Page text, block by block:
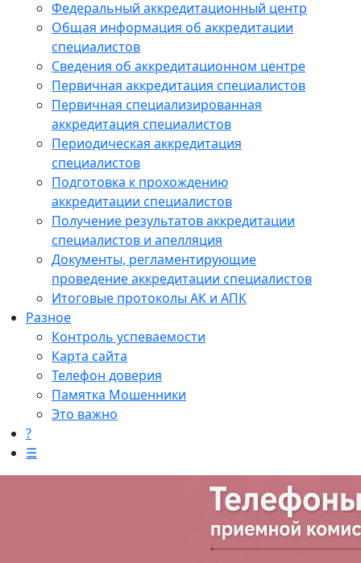
Федеральный аккредитационный центр
Общая информация об аккредитации
специалистов
Сведения об аккредитационном центре
Первичная аккредитация специалистов
Первичная специализированная
аккредитация специалистов
Периодическая аккредитация
специалистов
Подготовка к прохождению
аккредитации специалистов
Получение результатов аккредитации
специалистов и апелляция
Документы, регламентирующие
проведение аккредитации специалистов
Итоговые протоколы АК и АПК
Разное
Контроль успеваемости
Карта сайта
Телефон доверия
Памятка Мошенники
Это важно
?
☰